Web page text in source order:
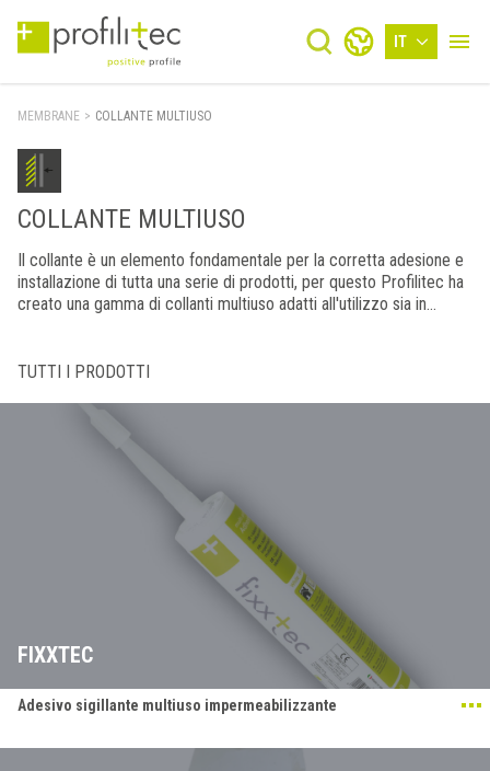
IT
MEMBRANE > COLLANTE MULTIUSO
COLLANTE MULTIUSO
Il collante è un elemento fondamentale per la corretta adesione e
installazione di tutta una serie di prodotti, per questo Profilitec ha
creato una gamma di collanti multiuso adatti all'utilizzo sia in
TUTTI I PRODOTTI
FIXXTEC
Adesivo sigillante multiuso impermeabilizzante